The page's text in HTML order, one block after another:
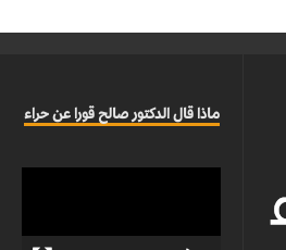
ماذا قال الدكتور صالح قورا عن حراء